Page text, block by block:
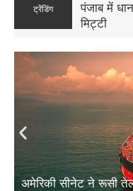
ट्रेंडिंग
रकबा
पर उठे सवाल
अमेरिकी सीनेट ने रूसी